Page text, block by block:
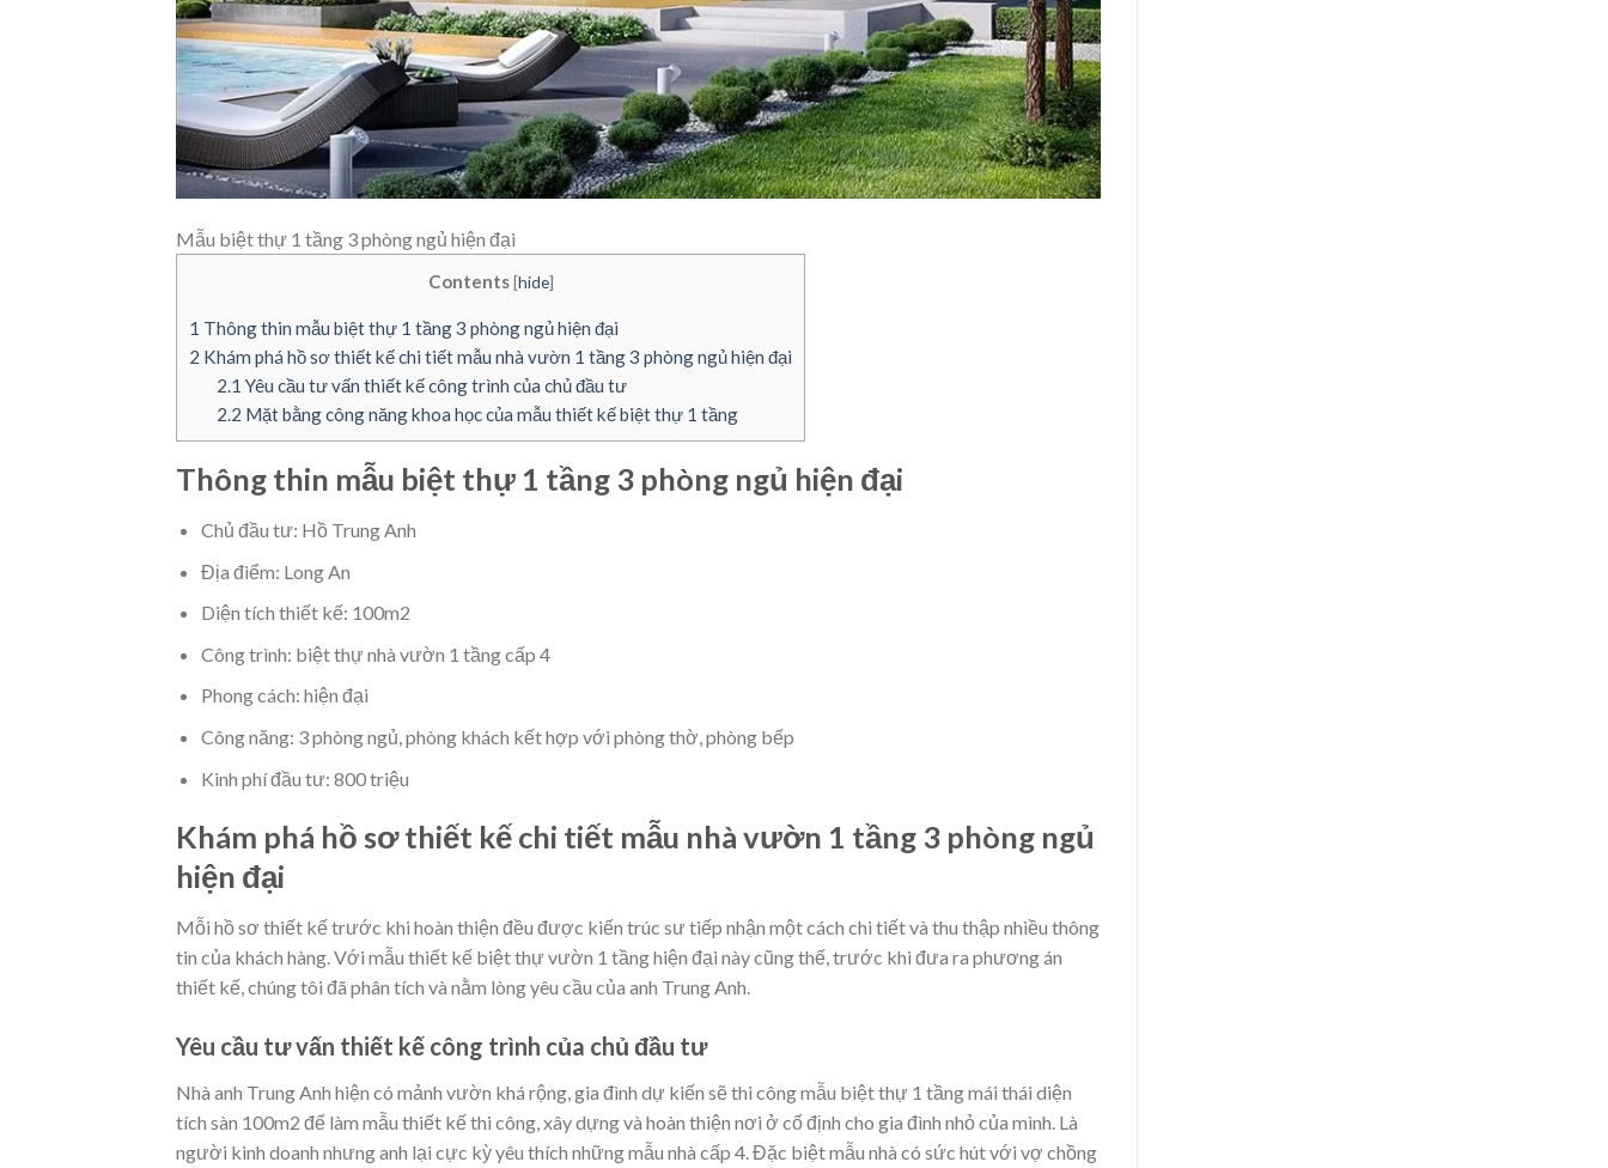
Mẫu biệt thự 1 tầng 3 phòng ngủ hiện đại
Contents [hide]
1 Thông thin mẫu biệt thự 1 tầng 3 phòng ngủ hiện đại
2 Khám phá hồ sơ thiết kế chi tiết mẫu nhà vườn 1 tầng 3 phòng ngủ hiện đại
2.1 Yêu cầu tư vấn thiết kế công trình của chủ đầu tư
2.2 Mặt bằng công năng khoa học của mẫu thiết kế biệt thự 1 tầng
Thông thin mẫu biệt thự 1 tầng 3 phòng ngủ hiện đại
Chủ đầu tư: Hồ Trung Anh
Địa điểm: Long An
Diện tích thiết kế: 100m2
Công trình: biệt thự nhà vườn 1 tầng cấp 4
Phong cách: hiện đại
Công năng: 3 phòng ngủ, phòng khách kết hợp với phòng thờ, phòng bếp
Kinh phí đầu tư: 800 triệu
Khám phá hồ sơ thiết kế chi tiết mẫu nhà vườn 1 tầng 3 phòng ngủ
hiện đại
Mỗi hồ sơ thiết kế trước khi hoàn thiện đều được kiến trúc sư tiếp nhận một cách chi tiết và thu thập nhiều thông
tin của khách hàng. Với mẫu thiết kế biệt thự vườn 1 tầng hiện đại này cũng thế, trước khi đưa ra phương án
thiết kế, chúng tôi đã phân tích và nằm lòng yêu cầu của anh Trung Anh.
Yêu cầu tư vấn thiết kế công trình của chủ đầu tư
Nhà anh Trung Anh hiện có mảnh vườn khá rộng, gia đình dự kiến sẽ thi công mẫu biệt thự 1 tầng mái thái diện
tích sàn 100m2 để làm mẫu thiết kế thi công, xây dựng và hoàn thiện nơi ở cố định cho gia đình nhỏ của mình. Là
người kinh doanh nhưng anh lại cực kỳ yêu thích những mẫu nhà cấp 4. Đặc biệt mẫu nhà có sức hút với vợ chồng